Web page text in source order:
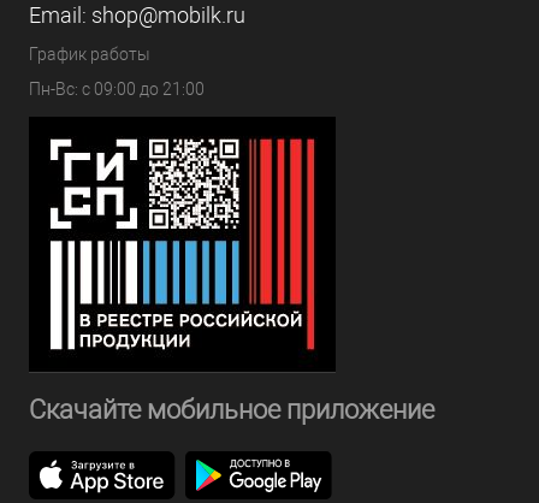
Email: shop@mobilk.ru
График работы
Пн-Вс: с 09:00 до 21:00
Скачайте мобильное приложение